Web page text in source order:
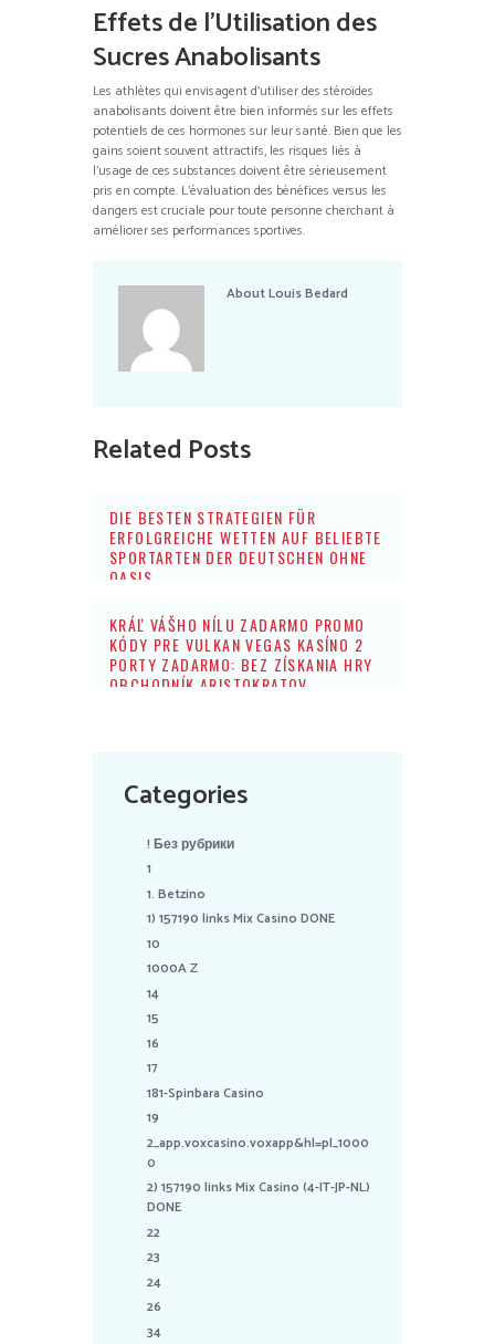
Effets de l’Utilisation des
Sucres Anabolisants
Les athlètes qui envisagent d’utiliser des stéroïdes
anabolisants doivent être bien informés sur les effets
potentiels de ces hormones sur leur santé. Bien que les
gains soient souvent attractifs, les risques liés à
l’usage de ces substances doivent être sérieusement
pris en compte. L’évaluation des bénéfices versus les
dangers est cruciale pour toute personne cherchant à
améliorer ses performances sportives.
AboutLouis Bedard
Related Posts
DIE BESTEN STRATEGIEN FÜR
ERFOLGREICHE WETTEN AUF BELIEBTE
SPORTARTEN DER DEUTSCHEN OHNE
OASIS
KRÁĽ VÁŠHO NÍLU ZADARMO PROMO
KÓDY PRE VULKAN VEGAS KASÍNO 2
PORTY ZADARMO: BEZ ZÍSKANIA HRY
OBCHODNÍK ARISTOKRATOV
Categories
! Без рубрики
1
1. Betzino
1) 157190 links Mix Casino DONE
10
1000A Z
14
15
16
17
181-Spinbara Casino
19
2_app.voxcasino.voxapp&hl=pl_1000
0
2) 157190 links Mix Casino (4-IT-JP-NL)
DONE
22
23
24
26
34